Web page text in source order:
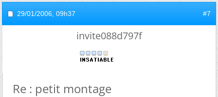
29/01/2006, 09h37 #7
invite088d797f
Re : petit montage